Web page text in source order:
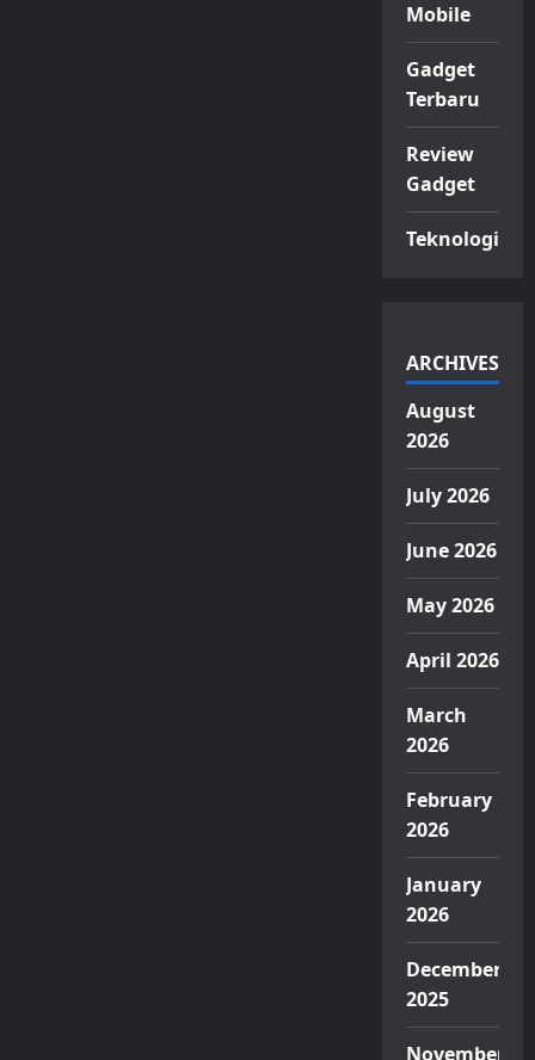
Mobile
Gadget
Terbaru
Review
Gadget
Teknologi
ARCHIVES
August
2026
July 2026
June 2026
May 2026
April 2026
March
2026
February
2026
January
2026
December
2025
November